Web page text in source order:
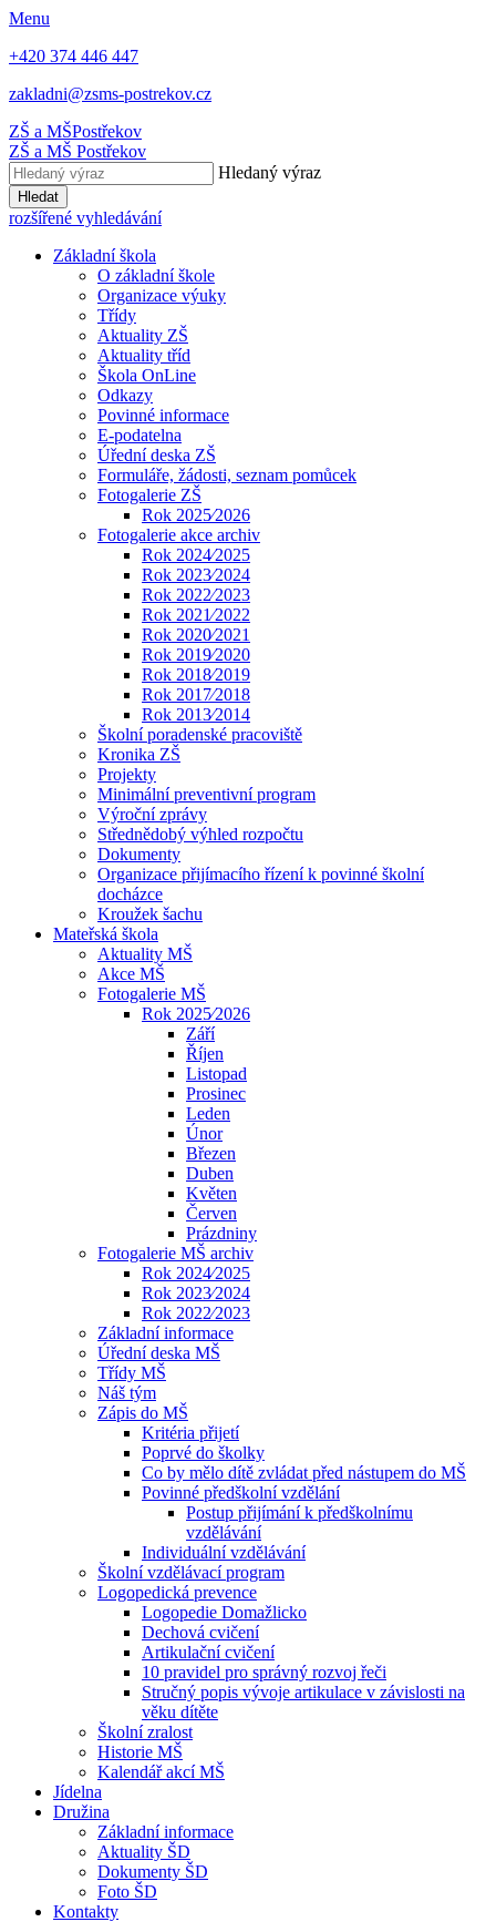
Menu
+420 374 446 447
zakladni@zsms-postrekov.cz
ZŠ a MŠPostřekov
ZŠ a MŠ Postřekov
Hledaný výraz
Hledat
rozšířené vyhledávání
Základní škola
O základní škole
Organizace výuky
Třídy
Aktuality ZŠ
Aktuality tříd
Škola OnLine
Odkazy
Povinné informace
E-podatelna
Úřední deska ZŠ
Formuláře, žádosti, seznam pomůcek
Fotogalerie ZŠ
Rok 2025⁄2026
Fotogalerie akce archiv
Rok 2024⁄2025
Rok 2023⁄2024
Rok 2022⁄2023
Rok 2021⁄2022
Rok 2020⁄2021
Rok 2019⁄2020
Rok 2018⁄2019
Rok 2017⁄2018
Rok 2013⁄2014
Školní poradenské pracoviště
Kronika ZŠ
Projekty
Minimální preventivní program
Výroční zprávy
Střednědobý výhled rozpočtu
Dokumenty
Organizace přijímacího řízení k povinné školní
docházce
Kroužek šachu
Mateřská škola
Aktuality MŠ
Akce MŠ
Fotogalerie MŠ
Rok 2025⁄2026
Září
Říjen
Listopad
Prosinec
Leden
Únor
Březen
Duben
Květen
Červen
Prázdniny
Fotogalerie MŠ archiv
Rok 2024⁄2025
Rok 2023⁄2024
Rok 2022⁄2023
Základní informace
Úřední deska MŠ
Třídy MŠ
Náš tým
Zápis do MŠ
Kritéria přijetí
Poprvé do školky
Co by mělo dítě zvládat před nástupem do MŠ
Povinné předškolní vzdělání
Postup přijímání k předškolnímu
vzdělávání
Individuální vzdělávání
Školní vzdělávací program
Logopedická prevence
Logopedie Domažlicko
Dechová cvičení
Artikulační cvičení
10 pravidel pro správný rozvoj řeči
Stručný popis vývoje artikulace v závislosti na
věku dítěte
Školní zralost
Historie MŠ
Kalendář akcí MŠ
Jídelna
Družina
Základní informace
Aktuality ŠD
Dokumenty ŠD
Foto ŠD
Kontakty